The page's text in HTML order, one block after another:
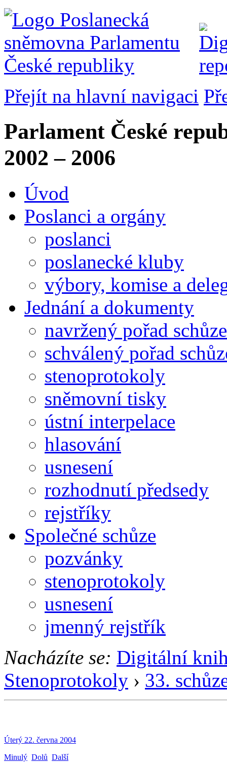
Přejít na hlavní navigaci
Parlament České
2002 – 2006
Úvod
Poslanci a orgány
poslanci
poslanecké kluby
výbory, komise a
Jednání a dokumenty
navržený pořad schůze
schválený pořad
stenoprotokoly
sněmovní tisky
ústní interpelace
hlasování
usnesení
rozhodnutí předsedy
rejstříky
Společné schůze
pozvánky
stenoprotokoly
usnesení
jmenný rejstřík
Nacházíte se: Digitální
Stenoprotokoly › 33.
Úterý 22. června 2004
Minulý Dolů Další